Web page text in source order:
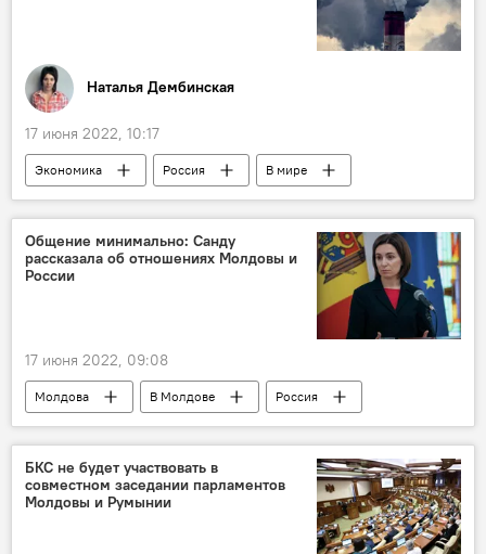
Наталья Дембинская
17 июня 2022, 10:17
Экономика Россия
В мире
Аналитика
Общение минимально: Санду
рассказала об отношениях Молдовы и
России
17 июня 2022, 09:08
Молдова В Молдове
Россия
Майя Санду
БКС не будет участвовать в
совместном заседании парламентов
Молдовы и Румынии